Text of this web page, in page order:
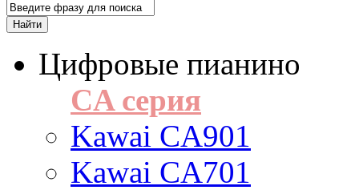
Цифровые пианино
CA серия
Kawai CA901
Kawai CA701